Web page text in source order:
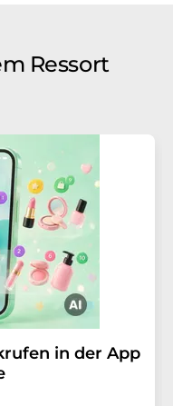
Ressort
in der App